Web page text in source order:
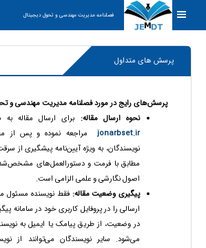
فصلنامه مدیریت مهندسی و تحول دیجیتال
پرسش های متداول
پرسش‌های رایج در مورد فصلنامه مدیریت مهندسی و
نحوه ارسال مقاله: برای ارسال مقاله
jonarbset.ir
مراجعه نموده و پس از
نویسندگان، به ویژه آیین‌نامه پیشگیری از
مطابق با فرمت و دستورالعمل‌های
اصول نگارشی و علمی الزامی است.
پیگیری وضعیت مقاله: فقط نویسنده مسئول
ارسالی را در پروفایل کاربری خود در سامانه
در وضعیت، از طریق پیامک یا ایمیل به
می‌شود. سایر نویسندگان می‌توانند از